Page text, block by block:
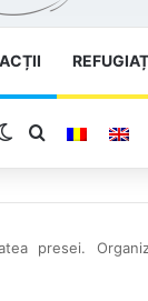
Switch skin
Search for
presei.